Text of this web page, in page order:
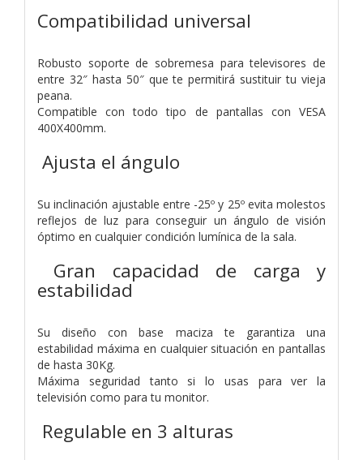
Compatibilidad universal
Robusto soporte de sobremesa para televisores de
entre 32″ hasta 50″ que te permitirá sustituir tu vieja
peana.
Compatible con todo tipo de pantallas con VESA
400X400mm.
Ajusta el ángulo
Su inclinación ajustable entre -25º y 25º evita molestos
reflejos de luz para conseguir un ángulo de visión
óptimo en cualquier condición lumínica de la sala.
Gran capacidad de carga y
estabilidad
Su diseño con base maciza te garantiza una
estabilidad máxima en cualquier situación en pantallas
de hasta 30Kg.
Máxima seguridad tanto si lo usas para ver la
televisión como para tu monitor.
Regulable en 3 alturas